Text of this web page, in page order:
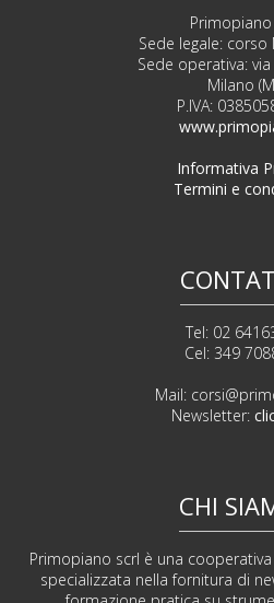
Sede legale:
Sede operativa:
Milano
P.IVA:
Informativa
Termini e
Tel: 02
Cel: 349
Mail:
Newsletter:
CHI
Primopiano scrl è una
specializzata nella fornitura di